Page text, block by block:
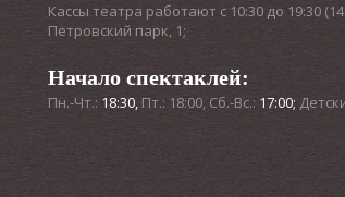
Кассы театра работают с 10:30 до 19:30
Петровский парк, 1;
Начало спектаклей:
Пн.-Чт.: 18:30,Пт.: 18:00, Сб.-Вс.: 17:00;